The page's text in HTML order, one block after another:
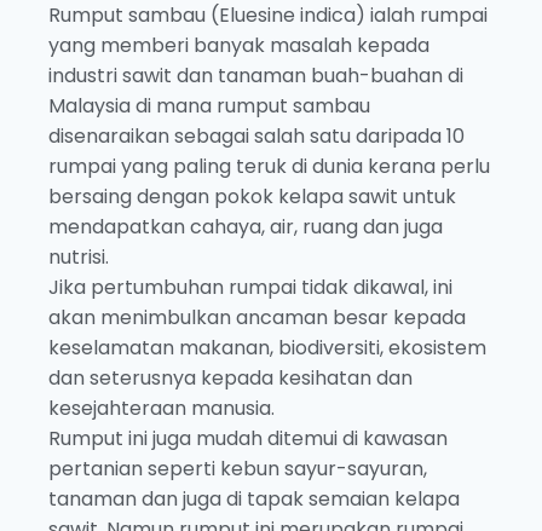
Rumput sambau (Eluesine indica) ialah rumpai
yang memberi banyak masalah kepada
industri sawit dan tanaman buah-buahan di
Malaysia di mana rumput sambau
disenaraikan sebagai salah satu daripada 10
rumpai yang paling teruk di dunia kerana perlu
bersaing dengan pokok kelapa sawit untuk
mendapatkan cahaya, air, ruang dan juga
nutrisi.
Jika pertumbuhan rumpai tidak dikawal, ini
akan menimbulkan ancaman besar kepada
keselamatan makanan, biodiversiti, ekosistem
dan seterusnya kepada kesihatan dan
kesejahteraan manusia.
Rumput ini juga mudah ditemui di kawasan
pertanian seperti kebun sayur-sayuran,
tanaman dan juga di tapak semaian kelapa